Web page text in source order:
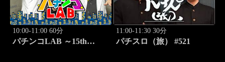
10:00-11:00 60分
パチンコLAB ～15th
11:00-11:30 30分
パチスロ（旅） #521